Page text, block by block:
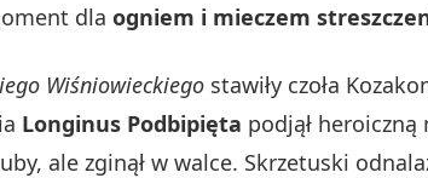
dla ogniem i mieczem
Wiśniowieckiego stawiły czoła
Longinus Podbipięta podjął heroiczną
ale zginął w walce. Skrzetuski